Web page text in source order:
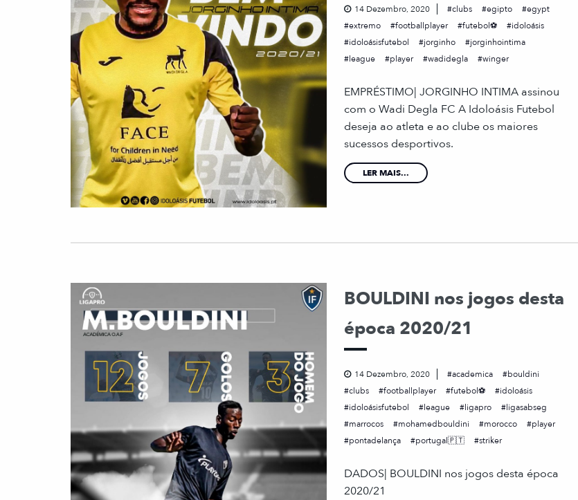
14 Dezembro, 2020 clubs egipto
egypt
extremo
footballplayer futebol⚽
idoloásis
idoloásisfutebol
jorginho
jorginhointima
league
player wadidegla winger
EMPRÉSTIMO| JORGINHO INTIMA assinou
com o Wadi Degla FC A Idoloásis Futebol
deseja ao atleta e ao clube os maiores
sucessos desportivos.
LER MAIS...
BOULDINI nos jogos desta
época 2020/21
14 Dezembro, 2020 academica
bouldini
clubs
footballplayer futebol⚽
idoloásis
idoloásisfutebol
league ligapro
ligasabseg
marrocos
mohamedbouldini morocco
player
pontadelança
portugal🇵🇹 striker
DADOS| BOULDINI nos jogos desta época
2020/21